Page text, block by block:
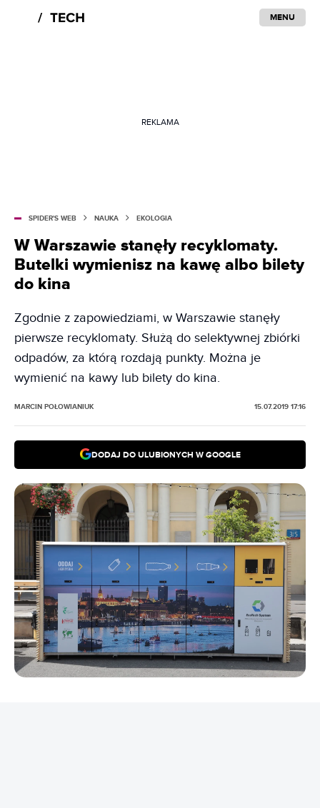
MENU
REKLAMA
SPIDER'S WEB NAUKA EKOLOGIA
W Warszawie stanęły recyklomaty.
Butelki wymienisz na kawę albo bilety
do kina
Zgodnie z zapowiedziami, w Warszawie stanęły
pierwsze recyklomaty. Służą do selektywnej zbiórki
odpadów, za którą rozdają punkty. Można je
wymienić na kawy lub bilety do kina.
MARCIN POŁOWIANIUK 15.07.2019 17:16
DODAJ DO ULUBIONYCH W GOOGLE